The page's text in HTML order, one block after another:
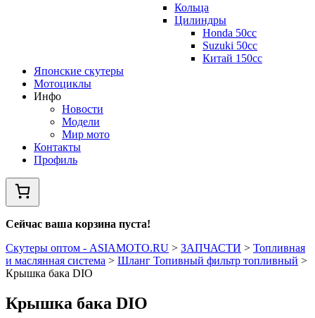
Кольца
Цилиндры
Honda 50сс
Suzuki 50cc
Китай 150сс
Японские скутеры
Мотоциклы
Инфо
Новости
Модели
Мир мото
Контакты
Профиль
Сейчас ваша корзина пуста!
Скутеры оптом - ASIAMOTO.RU > ЗАПЧАСТИ > Топливная
и маслянная система > Шланг Топивный фильтр топливный >
Крышка бака DIO
Крышка бака DIO